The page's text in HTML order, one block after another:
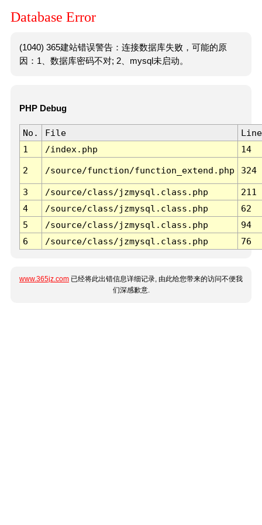
Database Error
(1040) 365建站错误警告：连接数据库失败，可能的原
因：1、数据库密码不对; 2、mysql未启动。
PHP Debug
No. File
Line
1
/index.php 14
2 /source/function/function_extend.php 324
3 /source/class/jzmysql.class.php
211
4
/source/class/jzmysql.class.php
62
5
/source/class/jzmysql.class.php
94
6
/source/class/jzmysql.class.php 76
www.365jz.com 已经将此出错信息详细记录, 由此给您带来的访问不便我
们深感歉意.